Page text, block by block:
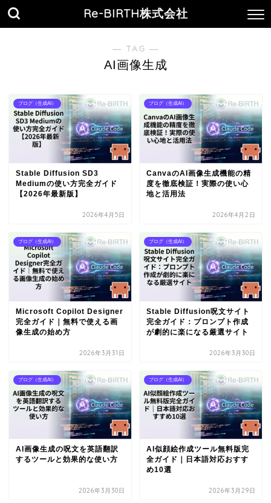
Re-BIRTH株式会社
― TAG ―
AI画像生成
ブログ（生成AI）
Stable Diffusion SD3
Mediumの使い方完全ガイド
【2026年最新版】
2026年4月5日
ブログ（生成AI）
CanvaのAI画像生成機能の精
度を徹底検証！実際の使い心
地と活用法
2026年4月2日
ブログ（生成AI）
Microsoft Copilot Designer
完全ガイド｜無料で使える画
像生成の始め方
2026年3月31日
ブログ（生成AI）
Stable Diffusion呪文サイト
完全ガイド：プロンプト作成
が劇的に楽になる厳選サイト
2026年3月30日
ブログ（生成AI）
AI画像生成の呪文を英語翻訳
するツールと効果的な使い方
2026年3月30日
ブログ（生成AI）
AI似顔絵作成ツール無料版完
全ガイド｜日本語対応おすす
め10選
2026年3月29日